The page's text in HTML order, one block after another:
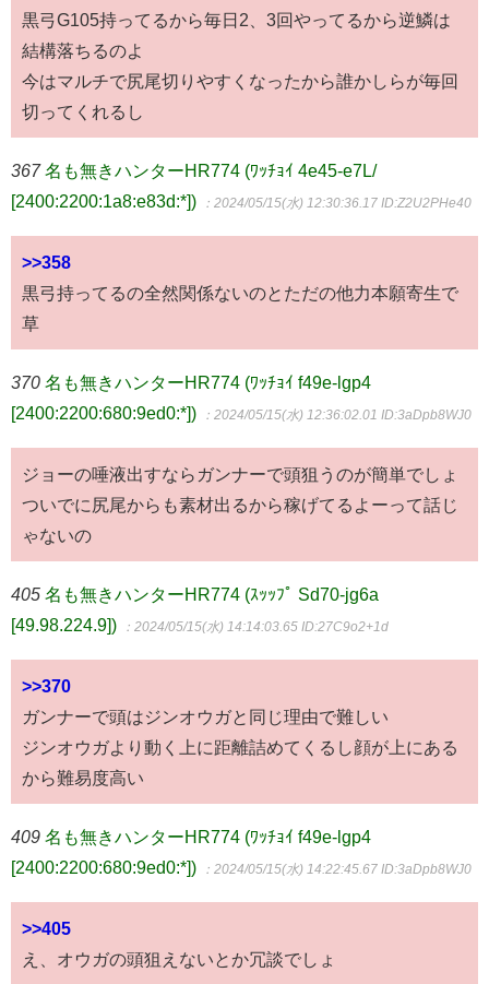
黒弓G105持ってるから毎日2、3回やってるから逆鱗は
結構落ちるのよ
今はマルチで尻尾切りやすくなったから誰かしらが毎回
切ってくれるし
367 名も無きハンターHR774 (ﾜｯﾁｮｲ 4e45-e7L/
[2400:2200:1a8:e83d:*])
：2024/05/15(水) 12:30:36.17 ID:Z2U2PHe40
>>358
黒弓持ってるの全然関係ないのとただの他力本願寄生で
草
370 名も無きハンターHR774 (ﾜｯﾁｮｲ f49e-lgp4
[2400:2200:680:9ed0:*])
：2024/05/15(水) 12:36:02.01 ID:3aDpb8WJ0
ジョーの唾液出すならガンナーで頭狙うのが簡単でしょ
ついでに尻尾からも素材出るから稼げてるよーって話じ
ゃないの
405 名も無きハンターHR774 (ｽｯｯﾌﾟ Sd70-jg6a
[49.98.224.9])
：2024/05/15(水) 14:14:03.65 ID:27C9o2+1d
>>370
ガンナーで頭はジンオウガと同じ理由で難しい
ジンオウガより動く上に距離詰めてくるし顔が上にある
から難易度高い
409 名も無きハンターHR774 (ﾜｯﾁｮｲ f49e-lgp4
[2400:2200:680:9ed0:*])
：2024/05/15(水) 14:22:45.67 ID:3aDpb8WJ0
>>405
え、オウガの頭狙えないとか冗談でしょ